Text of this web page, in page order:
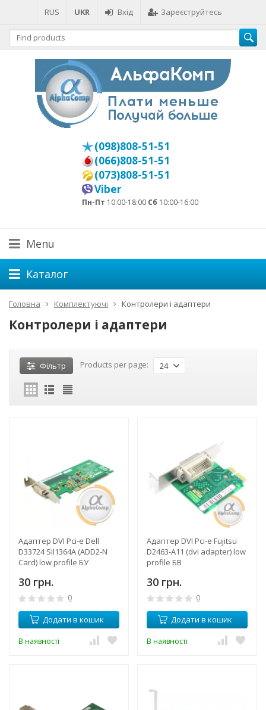
RUS UKR Вхід Зареєструйтесь
(098)808-51-51
(066)808-51-51
(073)808-51-51
Viber
Пн-Пт 10:00-18:00 Сб 10:00-16:00
Menu
Каталог
Головна Комплектуючі Контролери і адаптери
Контролери і адаптери
Фільтр Products per page: 24
Адаптер DVI Pci-e Dell
D33724 Sil1364A (ADD2-N
Card) low profile БУ
30 грн.
0
Додати в кошик
В наявності
Адаптер DVI Pci-e Fujitsu
D2463-A11 (dvi adapter) low
profile БВ
30 грн.
0
Додати в кошик
В наявності